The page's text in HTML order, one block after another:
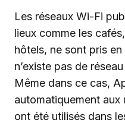
Les réseaux Wi-Fi
lieux comme les
hôtels, ne sont pris
n’existe pas de
Même dans ce cas,
automatiquement aux
ont été utilisés dans